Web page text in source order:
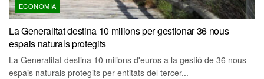
ECONOMIA
La Generalitat destina 10 milions per gestionar 36 nous
espais naturals protegits
La Generalitat destina 10 milions d'euros a la gestió de 36 nous
espais naturals protegits per entitats del tercer...